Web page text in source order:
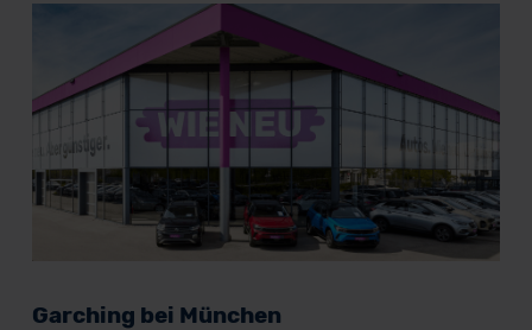
Garching bei München